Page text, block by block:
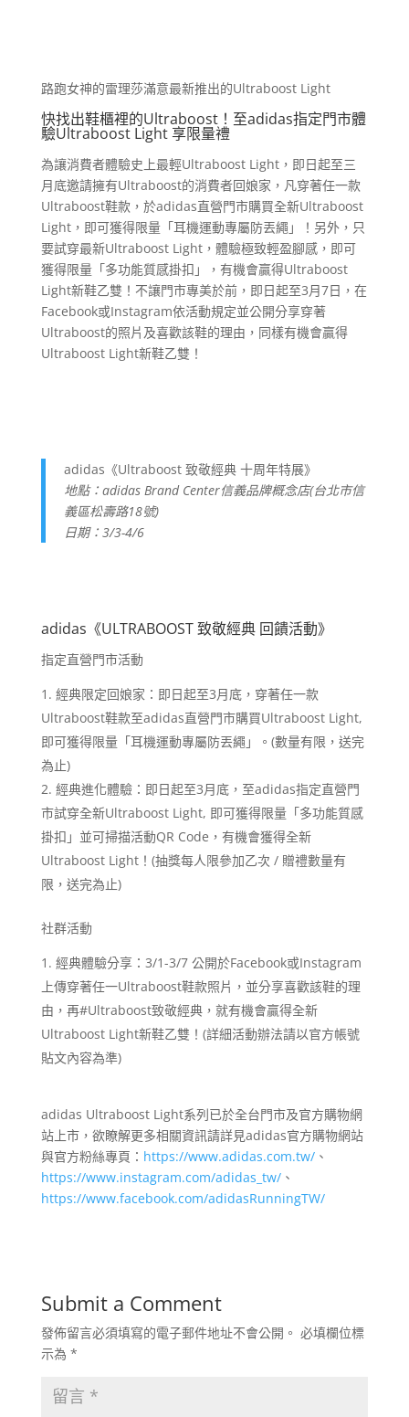
路跑女神的雷理莎滿意最新推出的Ultraboost Light
快找出鞋櫃裡的Ultraboost！至adidas指定門市體
驗Ultraboost Light 享限量禮
為讓消費者體驗史上最輕Ultraboost Light，即日起至三
月底邀請擁有Ultraboost的消費者回娘家，凡穿著任一款
Ultraboost鞋款，於adidas直營門市購買全新Ultraboost
Light，即可獲得限量「耳機運動專屬防丟繩」！另外，只
要試穿最新Ultraboost Light，體驗極致輕盈腳感，即可
獲得限量「多功能質感掛扣」，有機會贏得Ultraboost
Light新鞋乙雙！不讓門市專美於前，即日起至3月7日，在
Facebook或Instagram依活動規定並公開分享穿著
Ultraboost的照片及喜歡該鞋的理由，同樣有機會贏得
Ultraboost Light新鞋乙雙！
adidas《Ultraboost 致敬經典 十周年特展》
地點：adidas Brand Center信義品牌概念店(台北市信
義區松壽路18號)
日期：3/3-4/6
adidas《ULTRABOOST 致敬經典 回饋活動》
指定直營門市活動
經典限定回娘家：即日起至3月底，穿著任一款
Ultraboost鞋款至adidas直營門市購買Ultraboost Light,
即可獲得限量「耳機運動專屬防丟繩」。(數量有限，送完
為止)
經典進化體驗：即日起至3月底，至adidas指定直營門
市試穿全新Ultraboost Light, 即可獲得限量「多功能質感
掛扣」並可掃描活動QR Code，有機會獲得全新
Ultraboost Light！(抽獎每人限參加乙次 / 贈禮數量有
限，送完為止)
社群活動
經典體驗分享：3/1-3/7 公開於Facebook或Instagram
上傳穿著任一Ultraboost鞋款照片，並分享喜歡該鞋的理
由，再#Ultraboost致敬經典，就有機會贏得全新
Ultraboost Light新鞋乙雙！(詳細活動辦法請以官方帳號
貼文內容為準)
adidas Ultraboost Light系列已於全台門市及官方購物網
站上市，欲瞭解更多相關資訊請詳見adidas官方購物網站
與官方粉絲專頁： https://www.adidas.com.tw/、
https://www.instagram.com/adidas_tw/、
https://www.facebook.com/adidasRunningTW/
Submit a Comment
發佈留言必須填寫的電子郵件地址不會公開。 必填欄位標
示為 *